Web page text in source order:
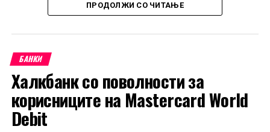
ПРОДОЛЖИ СО ЧИТАЊЕ
БАНКИ
Халкбанк со поволности за
корисниците на Mastercard World
Debit